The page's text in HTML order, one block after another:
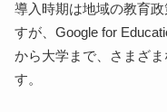
導入時期は地域の教育
すが、Google for
から大学まで、さまざ
す。